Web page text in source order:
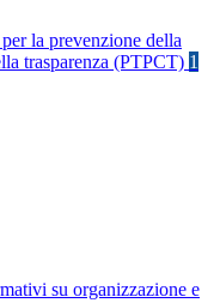
la prevenzione della
trasparenza (PTPCT) 1
su organizzazione e